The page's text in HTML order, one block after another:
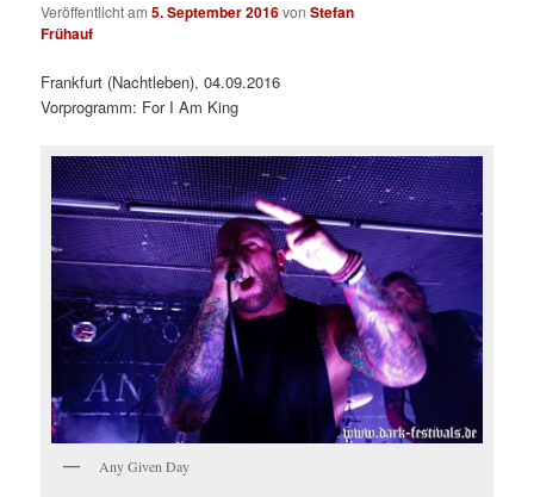
Veröffentlicht am5. September 2016vonStefan
Frühauf
Frankfurt (Nachtleben), 04.09.2016
Vorprogramm: For I Am King
Any Given Day